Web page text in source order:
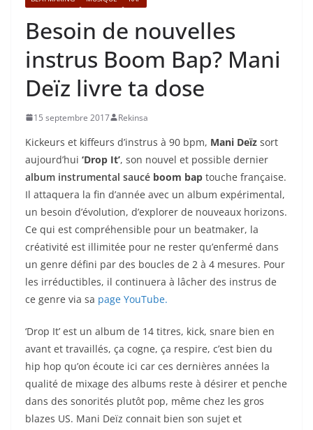
Besoin de nouvelles
instrus Boom Bap? Mani
Deïz livre ta dose
15 septembre 2017 Rekinsa
Kickeurs et kiffeurs d’instrus à 90 bpm, Mani Deïz sort
aujourd’hui ‘Drop It’, son nouvel et possible dernier
album instrumental saucé boom bap touche française.
Il attaquera la fin d’année avec un album expérimental,
un besoin d’évolution, d’explorer de nouveaux horizons.
Ce qui est compréhensible pour un beatmaker, la
créativité est illimitée pour ne rester qu’enfermé dans
un genre défini par des boucles de 2 à 4 mesures. Pour
les irréductibles, il continuera à lâcher des instrus de
ce genre via sa page YouTube.
‘Drop It’ est un album de 14 titres, kick, snare bien en
avant et travaillés, ça cogne, ça respire, c’est bien du
hip hop qu’on écoute ici car ces dernières années la
qualité de mixage des albums reste à désirer et penche
dans des sonorités plutôt pop, même chez les gros
blazes US. Mani Deïz connait bien son sujet et